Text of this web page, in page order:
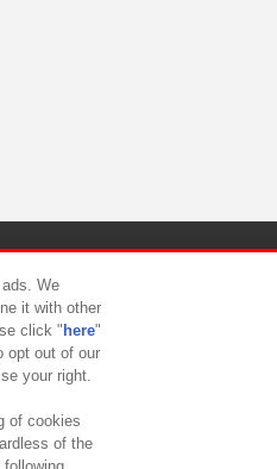
ント対応方針
We
it with other
click " here"
opt out of our
your right.
of cookies
of the